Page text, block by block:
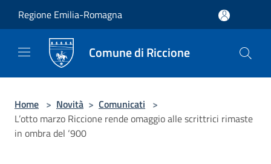
Regione Emilia-Romagna
Comune di Riccione
Home > Novità > Comunicati >
L’otto marzo Riccione rende omaggio alle scrittrici rimaste
in ombra del ‘900